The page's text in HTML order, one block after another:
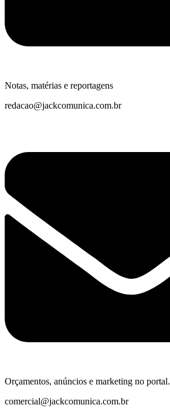
Notas, matérias e reportagens
redacao@jackcomunica.com.br
Orçamentos, anúncios e marketing no portal.
comercial@jackcomunica.com.br